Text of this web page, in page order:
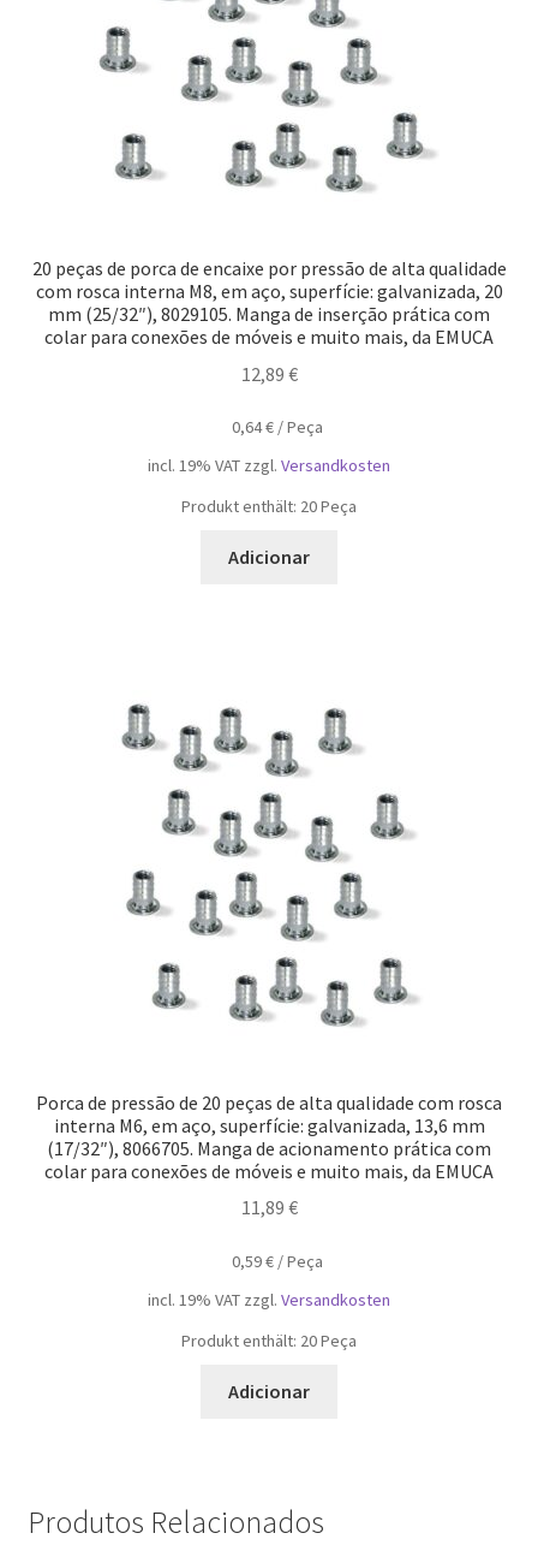
20 peças de porca de encaixe por pressão de alta qualidade
com rosca interna M8, em aço, superfície: galvanizada, 20
mm (25/32″), 8029105. Manga de inserção prática com
colar para conexões de móveis e muito mais, da EMUCA
12,89 €
0,64€ /Peça
incl. 19% VAT zzgl. Versandkosten
Produkt enthält: 20Peça
Adicionar
Porca de pressão de 20 peças de alta qualidade com rosca
interna M6, em aço, superfície: galvanizada, 13,6 mm
(17/32″), 8066705. Manga de acionamento prática com
colar para conexões de móveis e muito mais, da EMUCA
11,89 €
0,59€ /Peça
incl. 19% VAT zzgl. Versandkosten
Produkt enthält: 20Peça
Adicionar
Produtos Relacionados